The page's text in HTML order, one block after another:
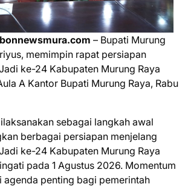
– Bupati Murung
memimpin rapat persiapan
ke-24 Kabupaten Murung Raya
A Kantor Bupati Murung Raya, Rabu
sebagai langkah awal
berbagai persiapan menjelang
ke-24 Kabupaten Murung Raya
pada 1 Agustus 2026. Momentum
agenda penting bagi pemerintah